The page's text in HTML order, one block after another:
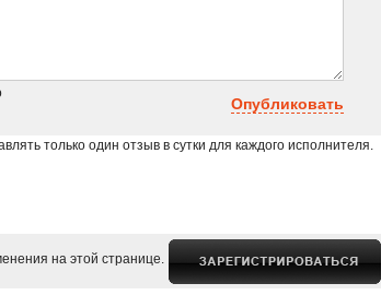
Опубликовать
только один отзыв в сутки для каждого исполнителя.
на этой странице.